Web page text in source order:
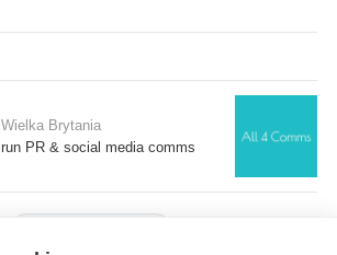
Brytania
PR & social media comms